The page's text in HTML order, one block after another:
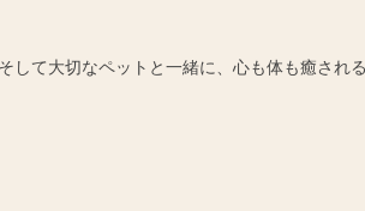
て大切なペットと一緒に、心も体も癒され